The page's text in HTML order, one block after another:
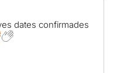
dates confirmades